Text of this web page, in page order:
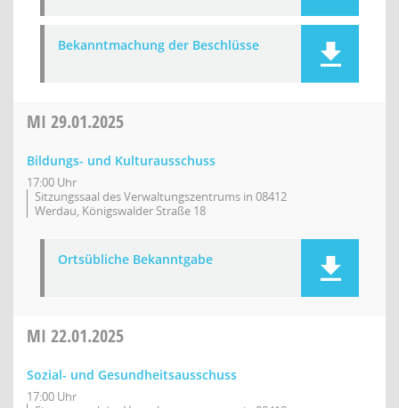
Bekanntmachung der Beschlüsse
MI 29.01.2025
Bildungs- und Kulturausschuss
17:00 Uhr
Sitzungssaal des Verwaltungszentrums in 08412
Werdau, Königswalder Straße 18
Ortsübliche Bekanntgabe
MI 22.01.2025
Sozial- und Gesundheitsausschuss
17:00 Uhr